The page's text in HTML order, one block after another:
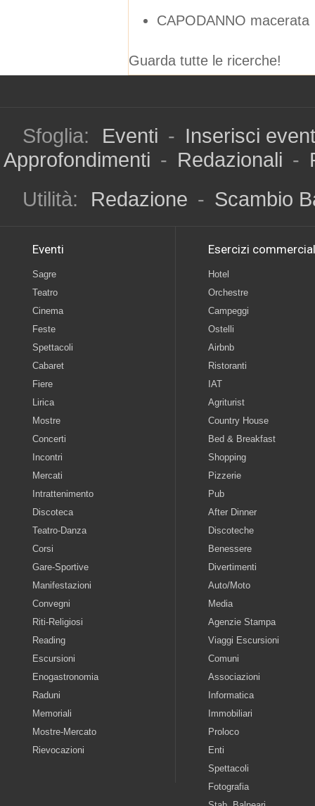
CAPODANNO macerata
Guarda tutte le ricerche!
Sfoglia: Eventi - Inserisci
Approfondimenti - Redazionali -
Utilità:
Redazione - Scambio
Eventi
Sagre
Teatro
Cinema
Feste
Spettacoli
Cabaret
Fiere
Lirica
Mostre
Concerti
Incontri
Mercati
Intrattenimento
Discoteca
Teatro-Danza
Corsi
Gare-Sportive
Manifestazioni
Convegni
Riti-Religiosi
Reading
Escursioni
Enogastronomia
Raduni
Memoriali
Mostre-Mercato
Rievocazioni
Esercizi
Hotel
Orchestre
Campeggi
Ostelli
Airbnb
Ristoranti
IAT
Agriturist
Country House
Bed & Breakfast
Shopping
Pizzerie
Pub
After Dinner
Discoteche
Benessere
Divertimenti
Auto/Moto
Media
Agenzie Stampa
Viaggi Escursioni
Comuni
Associazioni
Informatica
Immobiliari
Proloco
Enti
Spettacoli
Fotografia